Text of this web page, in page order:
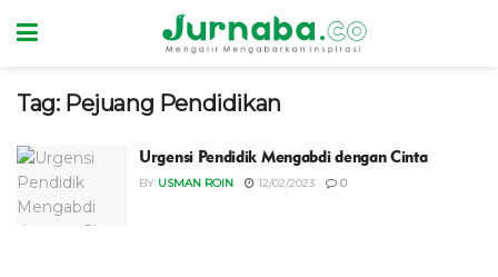
Tag: Pejuang Pendidikan
Urgensi Pendidik Mengabdi dengan Cinta
BY USMAN ROIN 12/02/2023 0